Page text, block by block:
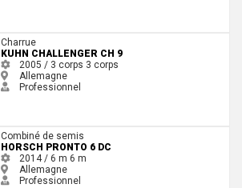
Charrue
KUHN CHALLENGER CH 9
2005 / 3 corps 3 corps
Allemagne
Professionnel
Combiné de semis
HORSCH PRONTO 6 DC
2014 / 6 m 6 m
Allemagne
Professionnel